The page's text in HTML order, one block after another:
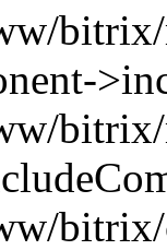
bitrix/
bitrix/
bitrix/